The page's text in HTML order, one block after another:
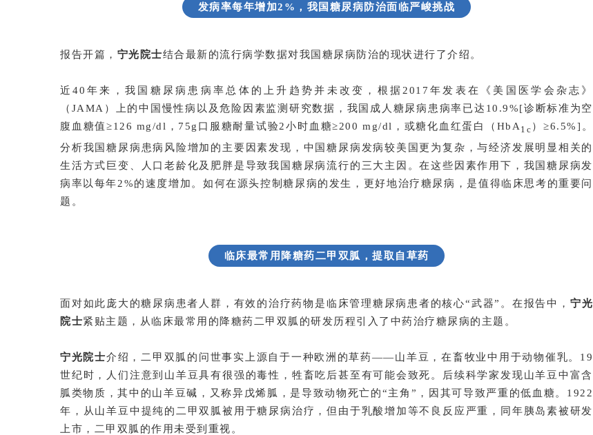
发病率每年增加2%，我国糖尿病防治面临严峻挑战
报告开篇， 宁光院士结合最新的流行病学数据对我国糖尿病防治的现状进行了介绍。
近40年来，我国糖尿病患病率总体的上升趋势并未改变，根据2017年发表在《美国医学会杂志》
（JAMA）上的中国慢性病以及危险因素监测研究数据，我国成人糖尿病患病率已达10.9%[诊断标准为空
腹血糖值≥126 mg/dl，75g口服糖耐量试验2小时血糖≥200 mg/dl，或糖化血红蛋白（HbA 1c ）≥6.5%]。
分析我国糖尿病患病风险增加的主要因素发现，中国糖尿病发病较美国更为复杂，与经济发展明显相关的
生活方式巨变、人口老龄化及肥胖是导致我国糖尿病流行的三大主因。在这些因素作用下，我国糖尿病发
病率以每年2%的速度增加。如何在源头控制糖尿病的发生，更好地治疗糖尿病，是值得临床思考的重要问
题。
临床最常用降糖药二甲双胍，提取自草药
面对如此庞大的糖尿病患者人群，有效的治疗药物是临床管理糖尿病患者的核心“武器”。在报告中， 宁光
院士紧贴主题，从临床最常用的降糖药二甲双胍的研发历程引入了中药治疗糖尿病的主题。
宁光院士介绍，二甲双胍的问世事实上源自于一种欧洲的草药——山羊豆，在畜牧业中用于动物催乳。19
世纪时，人们注意到山羊豆具有很强的毒性，牲畜吃后甚至有可能会致死。后续科学家发现山羊豆中富含
胍类物质，其中的山羊豆碱，又称异戊烯胍，是导致动物死亡的“主角”，因其可导致严重的低血糖。1922
年，从山羊豆中提纯的二甲双胍被用于糖尿病治疗，但由于乳酸增加等不良反应严重，同年胰岛素被研发
上市，二甲双胍的作用未受到重视。